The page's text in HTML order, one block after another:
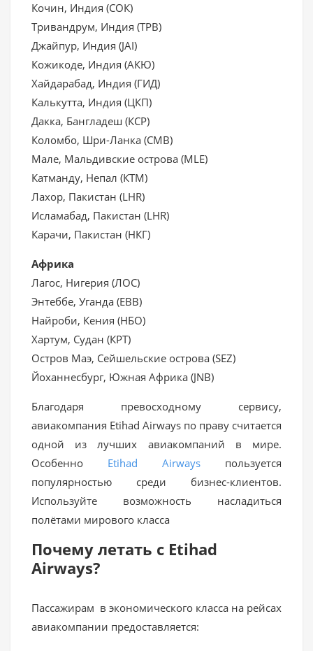
Кочин, Индия (СОК)
Тривандрум, Индия (ТРВ)
Джайпур, Индия (JAI)
Кожикоде, Индия (АКЮ)
Хайдарабад, Индия (ГИД)
Калькутта, Индия (ЦКП)
Дакка, Бангладеш (КСР)
Коломбо, Шри-Ланка (CMB)
Мале, Мальдивские оcтрова (MLE)
Катманду, Непал (КТМ)
Лахор, Пакистан (LHR)
Исламабад, Пакистан (LHR)
Карачи, Пакистан (НКГ)
Африка
Лагос, Нигерия (ЛОС)
Энтеббе, Уганда (EBB)
Найроби, Кения (НБО)
Хартум, Судан (КРТ)
Остров Маэ, Сейшельские острова (SEZ)
Йоханнесбург, Южная Африка (JNB)
Благодаря превосходному сервису,
авиакомпания Etihad Airways по праву считается
одной из лучших авиакомпаний в мире.
Особенно Etihad Airways пользуется
популярностью среди бизнес-клиентов.
Используйте возможность насладиться
полётами мирового класса
Почему летать с Etihad
Airways?
Пассажирам в экономического класса на рейсах
авиакомпании предоставляется: